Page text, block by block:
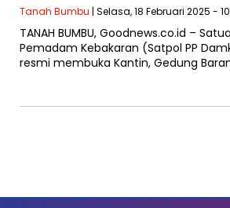
Tanah Bumbu | Selasa, 18 Februari 2025 -
TANAH BUMBU, Goodnews.co.id –
Pemadam Kebakaran (Satpol PP
resmi membuka Kantin, Gedung